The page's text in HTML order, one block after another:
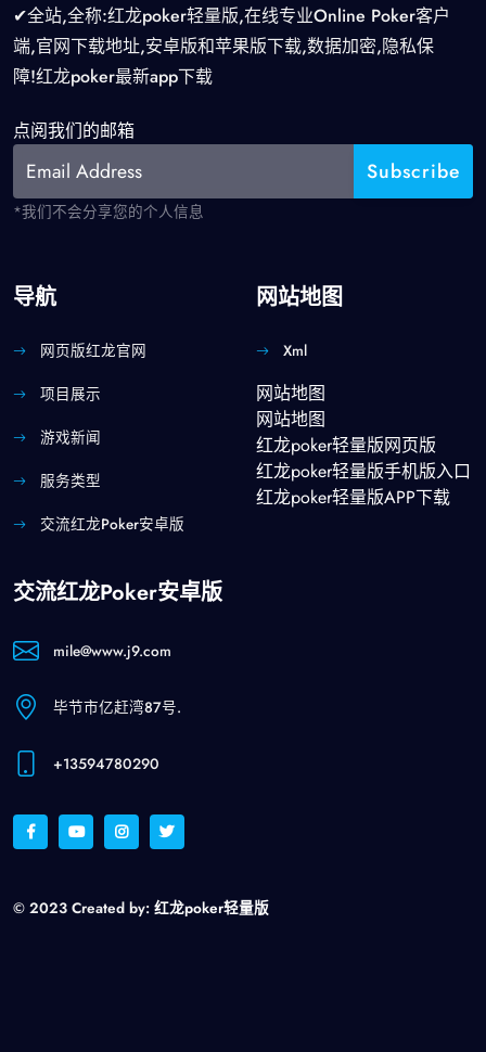
✔全站,全称:红龙poker轻量版,在线专业Online Poker客户
端,官网下载地址,安卓版和苹果版下载,数据加密,隐私保
障!红龙poker最新app下载
点阅我们的邮箱
*我们不会分享您的个人信息
导航
网页版红龙官网
项目展示
游戏新闻
服务类型
交流红龙poker安卓版
网站地图
Xml
网站地图
网站地图
红龙poker轻量版网页版
红龙poker轻量版手机版入口
红龙poker轻量版APP下载
交流红龙poker安卓版
mile@www.j9.com
毕节市亿赶湾87号.
+13594780290
© 2023 Created by: 红龙poker轻量版